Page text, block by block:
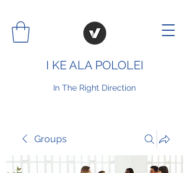
I KE ALA POLOLEI
In The Right Direction
Groups